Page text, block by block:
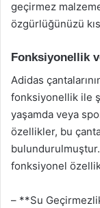
geçirmez
özgürlüğünüzü
Fonksiyonellik
Adidas
fonksiyonellik ile
yaşamda veya
özellikler, bu
bulundurulmuştur.
fonksiyonel
– **Su